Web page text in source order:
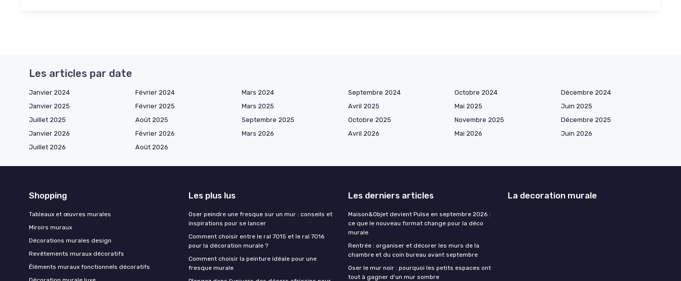
Les articles par date
Janvier 2024 Février 2024 Mars 2024 Septembre 2024 Octobre 2024
Décembre 2024
Janvier 2025
Février 2025 Mars 2025 Avril 2025 Mai 2025
Juin 2025
Juillet 2025
Août 2025 Septembre 2025 Octobre 2025 Novembre 2025
Décembre 2025
Janvier 2026
Février 2026 Mars 2026 Avril 2026 Mai 2026
Juin 2026
Juillet 2026
Août 2026
Shopping
Tableaux et œuvres murales
Miroirs muraux
Décorations murales design
Revêtements muraux décoratifs
Éléments muraux fonctionnels décoratifs
Les plus lus
Oser peindre une fresque sur un mur : conseils et
inspirations pour se lancer
Comment choisir entre le ral 7015 et le ral 7016
pour la décoration murale ?
Comment choisir la peinture idéale pour une
fresque murale
Les derniers articles
Maison&Objet devient Pulse en septembre 2026 :
ce que le nouveau format change pour la déco
murale
Rentrée : organiser et décorer les murs de la
chambre et du coin bureau avant septembre
Oser le mur noir : pourquoi les petits espaces ont
tout à gagner d'un mur sombre
La decoration murale